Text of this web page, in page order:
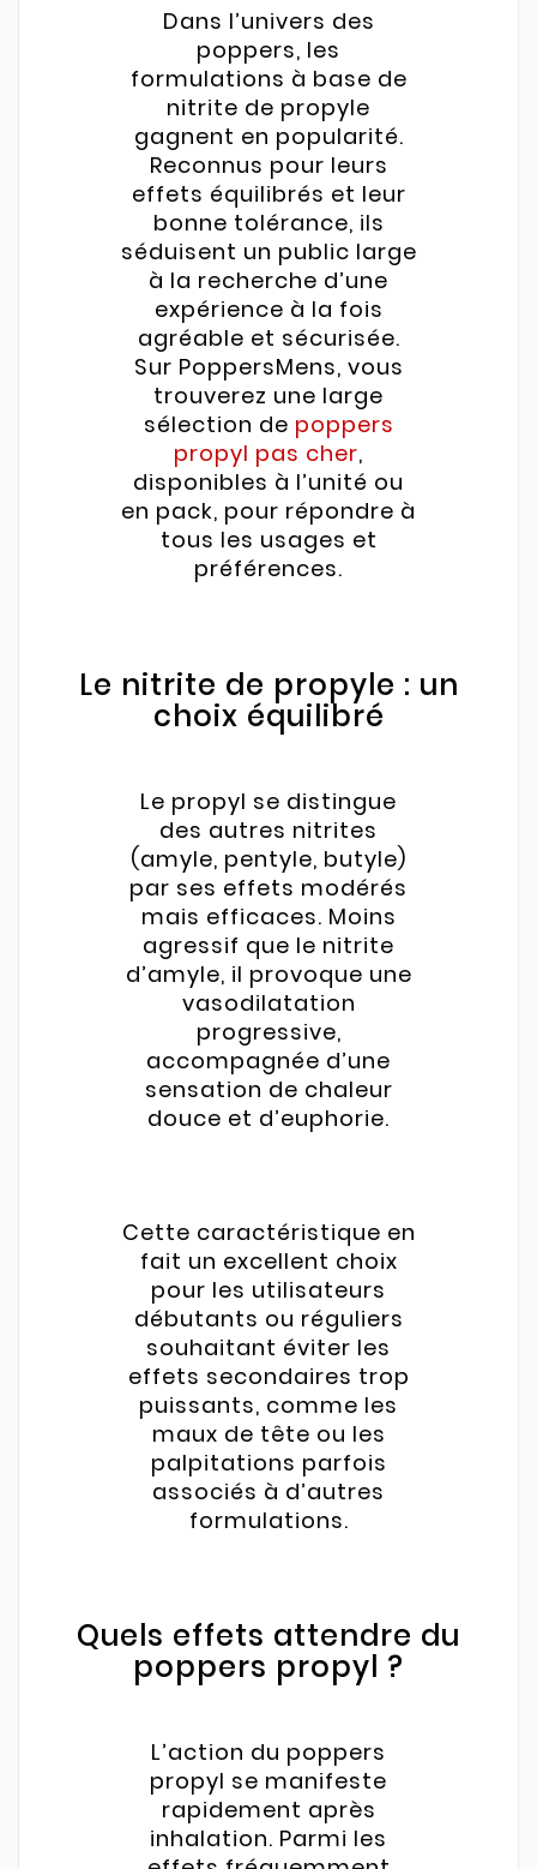
Dans l’univers des
poppers, les
formulations à base de
nitrite de propyle
gagnent en popularité.
Reconnus pour leurs
effets équilibrés et leur
bonne tolérance, ils
séduisent un public large
à la recherche d’une
expérience à la fois
agréable et sécurisée.
Sur PoppersMens, vous
trouverez une large
sélection de poppers
propyl pas cher,
disponibles à l’unité ou
en pack, pour répondre à
tous les usages et
préférences.
Le nitrite de propyle : un
choix équilibré
Le propyl se distingue
des autres nitrites
(amyle, pentyle, butyle)
par ses effets modérés
mais efficaces. Moins
agressif que le nitrite
d’amyle, il provoque une
vasodilatation
progressive,
accompagnée d’une
sensation de chaleur
douce et d’euphorie.
Cette caractéristique en
fait un excellent choix
pour les utilisateurs
débutants ou réguliers
souhaitant éviter les
effets secondaires trop
puissants, comme les
maux de tête ou les
palpitations parfois
associés à d’autres
formulations.
Quels effets attendre du
poppers propyl ?
L’action du poppers
propyl se manifeste
rapidement après
inhalation. Parmi les